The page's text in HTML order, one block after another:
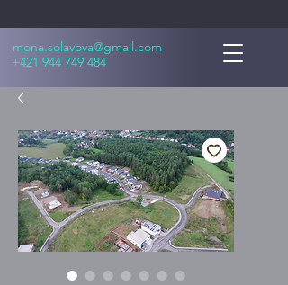
mona.solavova@gmail.com
+421 944 749 484